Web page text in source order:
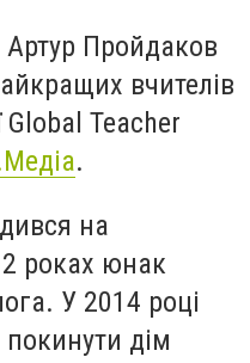
Пройдаков
вчителів
Global Teacher
.
на
роках юнак
У 2014 році
дім